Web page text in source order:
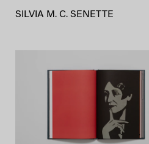
SILVIA M. C. SENETTE